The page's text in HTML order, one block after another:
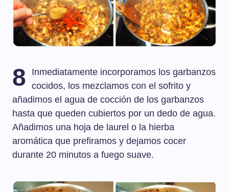
8
Inmediatamente incorporamos los garbanzos
cocidos, los mezclamos con el sofrito y
añadimos el agua de cocción de los garbanzos
hasta que queden cubiertos por un dedo de agua.
Añadimos una hoja de laurel o la hierba
aromática que prefiramos y dejamos cocer
durante 20 minutos a fuego suave.